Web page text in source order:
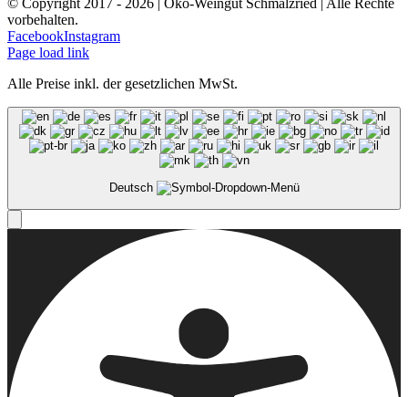
© Copyright 2017 - 2026 | Öko-Weingut Schmalzried | Alle Rechte
vorbehalten.
FacebookInstagram
Page load link
Alle Preise inkl. der gesetzlichen MwSt.
Deutsch